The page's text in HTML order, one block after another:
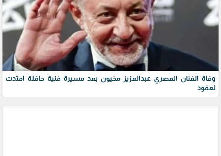
وفاة الفنان المصري عبدالعزيز مخيون بعد مسيرة فنية حافلة امتدت
لعقود